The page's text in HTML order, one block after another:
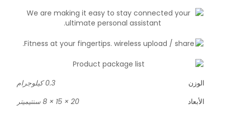
الوزن
0.3 كيلوجرام
الأبعاد
20 × 15 × 8 سنتيميتر